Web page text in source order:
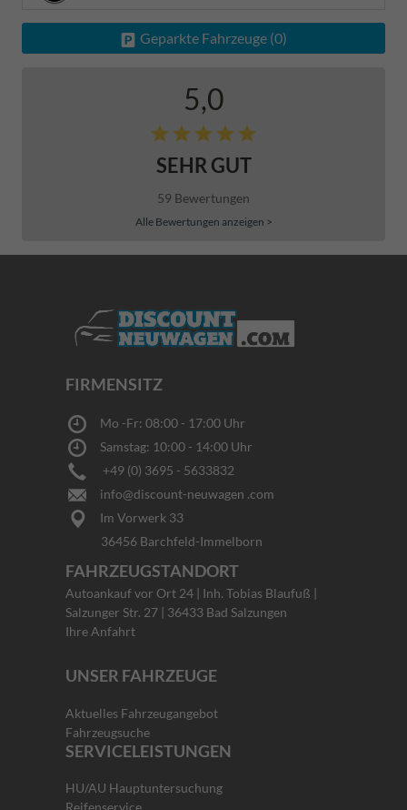
Geparkte Fahrzeuge (0)
5,0
SEHR GUT
59 Bewertungen
Alle Bewertungen anzeigen >
FIRMENSITZ
Mo -Fr: 08:00 - 17:00 Uhr
Samstag: 10:00 - 14:00 Uhr
+49 (0) 3695 - 5633832
info@discount-neuwagen .com
Im Vorwerk 33
36456 Barchfeld-Immelborn
FAHRZEUGSTANDORT
Autoankauf vor Ort 24 | Inh. Tobias Blaufuß |
Salzunger Str. 27 | 36433 Bad Salzungen
Ihre Anfahrt
UNSER FAHRZEUGE
Aktuelles Fahrzeugangebot
Fahrzeugsuche
SERVICELEISTUNGEN
HU/AU Hauptuntersuchung